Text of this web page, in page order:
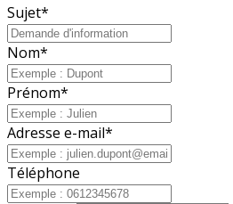
Sujet*
Nom*
Prénom*
Adresse e-mail*
Téléphone